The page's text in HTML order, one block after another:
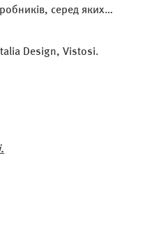
серед яких…
Design, Vistosi.